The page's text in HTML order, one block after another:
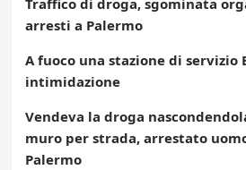
Traffico di droga, sgominata
arresti a Palermo
A fuoco una stazione di servizio
intimidazione
Vendeva la droga
muro per strada, arrestato
Palermo